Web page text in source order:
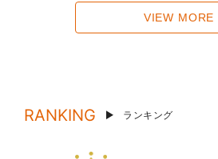
VIEW MORE
RANKING ランキング